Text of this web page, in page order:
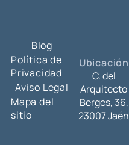
Blog
Política de
Privacidad
Aviso Legal
Mapa del
sitio
Ubicación
C. del
Arquitecto
Berges, 36,
23007 Jaén